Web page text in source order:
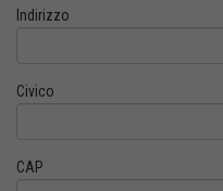
Indirizzo
Civico
CAP